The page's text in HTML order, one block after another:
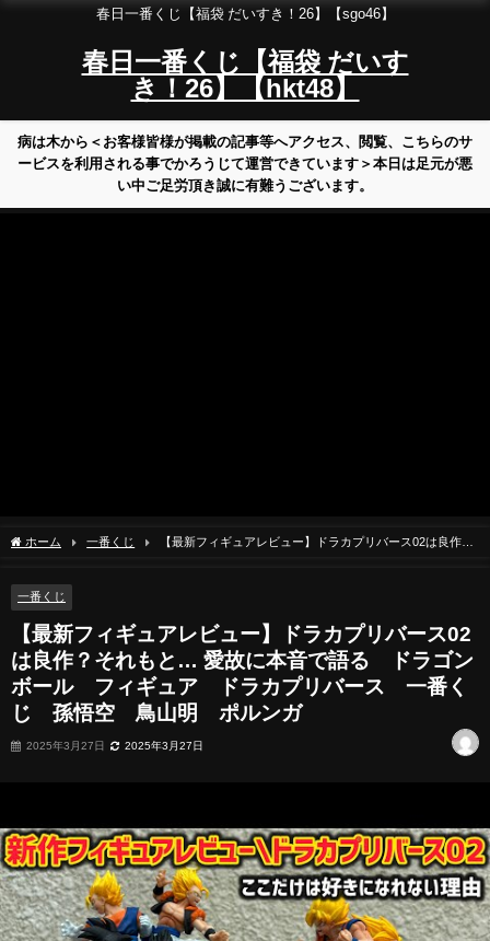
春日一番くじ【福袋 だいすき！26】【sgo46】
春日一番くじ【福袋 だいす
き！26】【hkt48】
病は木から＜お客様皆様が掲載の記事等へアクセス、閲覧、こちらのサ
ービスを利用される事でかろうじて運営できています＞本日は足元が悪
い中ご足労頂き誠に有難うございます。
ホーム 一番くじ
【最新フィギュアレビュー】ドラカプリバース02は良作？
一番くじ
【最新フィギュアレビュー】ドラカプリバース02
は良作？それもと… 愛故に本音で語る ドラゴン
ボール フィギュア ドラカプリバース 一番く
じ 孫悟空 鳥山明 ポルンガ
2025年3月27日 2025年3月27日